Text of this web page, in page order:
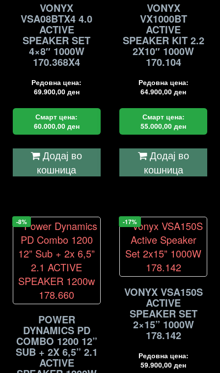
VONYX
VSA08BTX4 4.0
ACTIVE
SPEAKER SET
4×8″ 1000W
170.368X4
Редовна цена:
69.900,00 ден
Смарт цена:
60.000,00 ден
Додај во
кошница
VONYX
VX1000BT
ACTIVE
SPEAKER KIT 2.2
2X10″ 1000W
170.104
Редовна цена:
64.900,00ден
Смарт цена:
55.000,00ден
Додај во
кошница
-8%
POWER
DYNAMICS PD
COMBO 1200 12”
SUB + 2X 6,5” 2.1
ACTIVE
-17%
VONYX VSA150S
ACTIVE
SPEAKER SET
2×15” 1000W
178.142
Редовна цена:
59.900,00ден